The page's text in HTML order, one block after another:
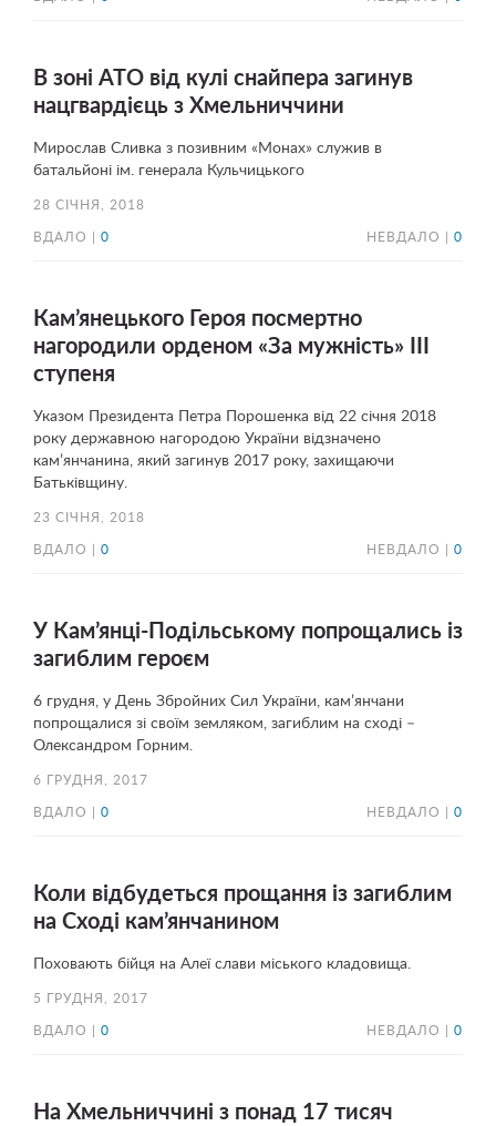
В зоні АТО від кулі снайпера загинув
нацгвардієць з Хмельниччини
Мирослав Сливка з позивним «Монах» служив в
батальйоні ім. генерала Кульчицького
28 СІЧНЯ, 2018
ВДАЛО | 0 НЕВДАЛО | 0
Кам’янецького Героя посмертно
нагородили орденом «За мужність» ІІІ
ступеня
Указом Президента Петра Порошенка від 22 січня 2018
року державною нагородою України відзначено
кам’янчанина, який загинув 2017 року, захищаючи
Батьківщину.
23 СІЧНЯ, 2018
ВДАЛО | 0 НЕВДАЛО | 0
У Кам’янці-Подільському попрощались із
загиблим героєм
6 грудня, у День Збройних Сил України, кам’янчани
попрощалися зі своїм земляком, загиблим на сході –
Олександром Горним.
6 ГРУДНЯ, 2017
ВДАЛО | 0 НЕВДАЛО | 0
Коли відбудеться прощання із загиблим
на Сході кам’янчанином
Поховають бійця на Алеї слави міського кладовища.
5 ГРУДНЯ, 2017
ВДАЛО | 0 НЕВДАЛО | 0
На Хмельниччині з понад 17 тисяч